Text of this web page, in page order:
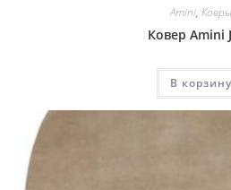
Amini, Ковры
Ковер Amini
В корзину